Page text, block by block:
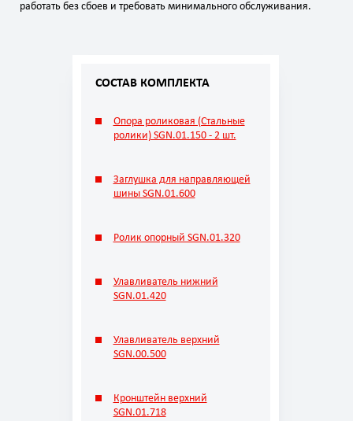
СОСТАВ КОМПЛЕКТА
Опора роликовая (Стальные
ролики) SGN.01.150 - 2 шт.
Заглушка для направляющей
шины SGN.01.600
Ролик опорный SGN.01.320
Улавливатель нижний
SGN.01.420
Улавливатель верхний
SGN.00.500
Кронштейн верхний
SGN.01.718
работать без сбоев и требовать минимального обслуживания.